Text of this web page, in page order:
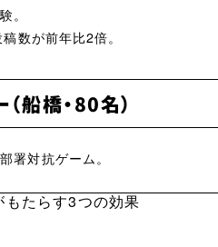
。
数が前年比2倍。
船橋・80名）
署対抗ゲーム。
たらす3つの効果